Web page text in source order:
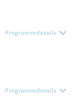
Programmdetails
Programmdetails